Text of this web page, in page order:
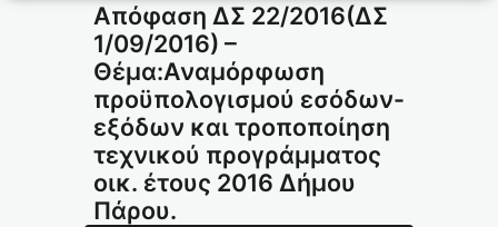
Απόφαση ΔΣ 22/2016(ΔΣ
1/09/2016) –
Θέμα:Αναμόρφωση
προϋπολογισμού εσόδων-
εξόδων και τροποποίηση
τεχνικού προγράμματος
οικ. έτους 2016 Δήμου
Πάρου.